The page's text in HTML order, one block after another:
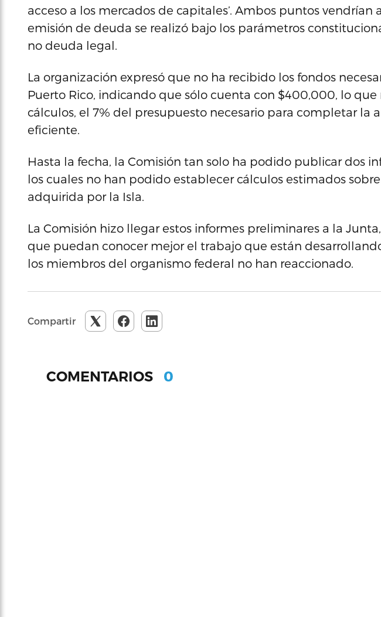
acceso a los mercados de capitales’. Ambos puntos vendrían
emisión de deuda se realizó bajo los parámetros
no deuda legal.
La organización expresó que no ha recibido los fondos
Puerto Rico, indicando que sólo cuenta con $400,000, lo que
cálculos, el 7% del presupuesto necesario para completar la
eficiente.
Hasta la fecha, la Comisión tan solo ha podido publicar dos
los cuales no han podido establecer cálculos estimados
adquirida por la Isla.
La Comisión hizo llegar estos informes preliminares a la
que puedan conocer mejor el trabajo que están
los miembros del organismo federal no han reaccionado.
Compartir
COMENTARIOS 0